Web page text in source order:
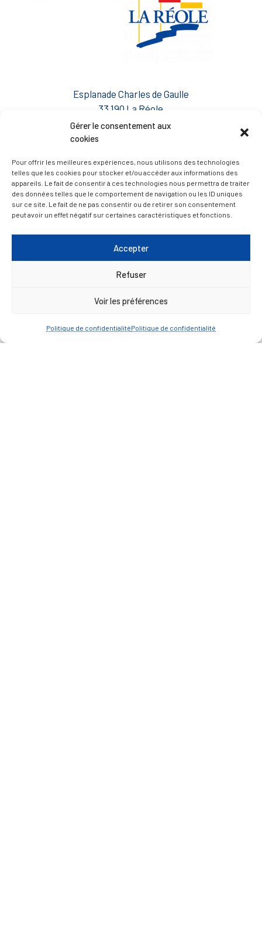
Gérer le consentement aux
cookies
Pour offrir les meilleures expériences, nous utilisons des technologies
telles que les cookies pour stocker et/ou accéder aux informations des
appareils. Le fait de consentir à ces technologies nous permettra de traiter
des données telles que le comportement de navigation ou les ID uniques
sur ce site. Le fait de ne pas consentir ou de retirer son consentement
peut avoir un effet négatif sur certaines caractéristiques et fonctions.
Accepter
Refuser
Voir les préférences
Politique de confidentialitéPolitique de confidentialité
Esplanade Charles de Gaulle
33 190 La Réole
05 56 61 10 11
mairie@lareole.fr
Du lundi au jeudi inclus : 8h30 à 12h30 et 13h30 à
17h00
Vendredi : 9h00 à 12h00
— Contacter la Mairie
Marchés publics
Espace agent